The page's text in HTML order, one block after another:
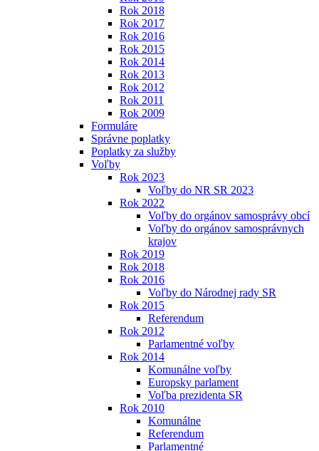
Rok 2018
Rok 2017
Rok 2016
Rok 2015
Rok 2014
Rok 2013
Rok 2012
Rok 2011
Rok 2009
Formuláre
Správne poplatky
Poplatky za služby
Voľby
Rok 2023
Voľby do NR SR 2023
Rok 2022
Voľby do orgánov samosprávy obcí
Voľby do orgánov samosprávnych
krajov
Rok 2019
Rok 2018
Rok 2016
Voľby do Národnej rady SR
Rok 2015
Referendum
Rok 2012
Parlamentné voľby
Rok 2014
Komunálne voľby
Europsky parlament
Voľba prezidenta SR
Rok 2010
Komunálne
Referendum
Parlamentné